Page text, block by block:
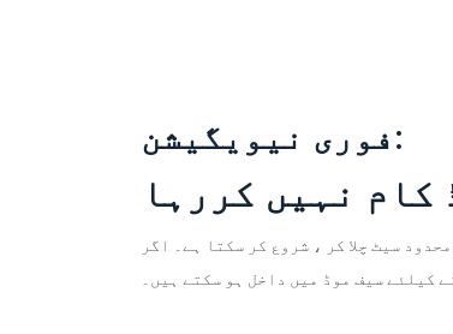
فوری نیویگیشن:
سیٹ چلا کر ، شروع کر سکتا ہے۔ اگر
کیلئے سیف موڈ میں داخل ہو سکتے ہیں۔